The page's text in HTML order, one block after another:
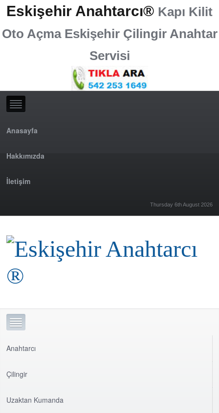
Eskişehir Anahtarcı® Kapı Kilit
Oto Açma Eskişehir Çilingir Anahtar
Servisi
Anasayfa
Hakkımızda
İletişim
Thursday 6th August 2026
Anahtarcı
Çilingir
Uzaktan Kumanda